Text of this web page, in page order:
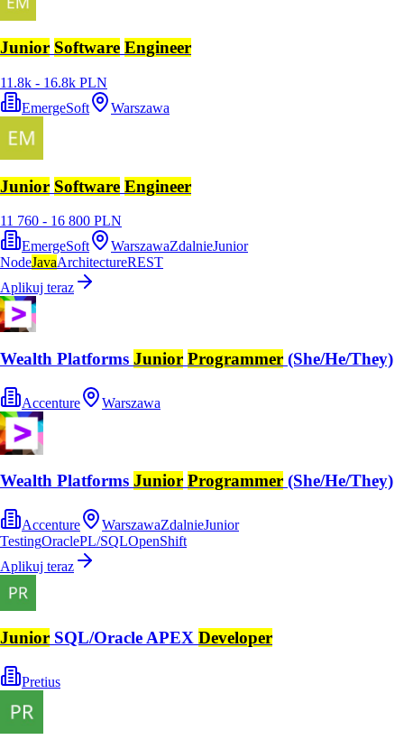
Junior Software Engineer
11.8k - 16.8k PLN
EmergeSoft
Warszawa
Junior Software Engineer
11 760 - 16 800 PLN
EmergeSoft
WarszawaZdalnieJunior
NodeJavaArchitectureREST
Aplikuj teraz
Wealth Platforms Junior Programmer (She/He/They)
Accenture Warszawa
Wealth Platforms Junior Programmer (She/He/They)
Accenture WarszawaZdalnieJunior
TestingOraclePL/SQLOpenShift
Aplikuj teraz
Junior SQL/Oracle APEX Developer
Pretius